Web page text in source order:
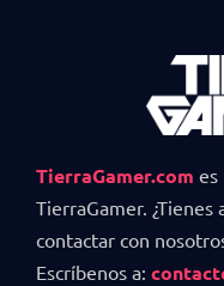
TierraGamer.com es
TierraGamer.
contactar con
Escríbenos a: